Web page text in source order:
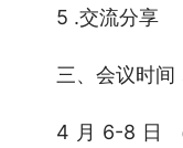
5 .交流分享
三、会议时间
4 月 6-8 日